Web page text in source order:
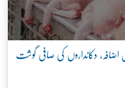
دکانداروں کی صافی گوشت